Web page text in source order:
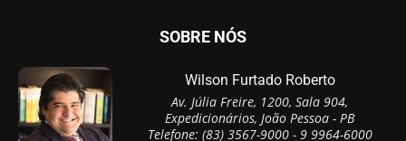
SOBRE NÓS
Wilson Furtado Roberto
Av. Júlia Freire, 1200, Sala 904,
Expedicionários, João Pessoa - PB
Telefone: (83) 3567-9000 - 9 9964-6000